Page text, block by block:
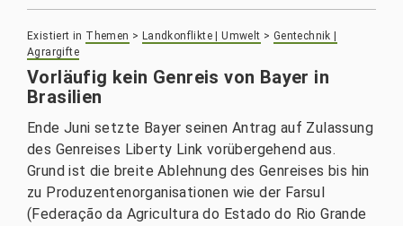
Existiert in Themen > Landkonflikte | Umwelt > Gentechnik |
Agrargifte
Vorläufig kein Genreis von Bayer in
Brasilien
Ende Juni setzte Bayer seinen Antrag auf Zulassung
des Genreises Liberty Link vorübergehend aus.
Grund ist die breite Ablehnung des Genreises bis hin
zu Produzentenorganisationen wie der Farsul
(Federação da Agricultura do Estado do Rio Grande